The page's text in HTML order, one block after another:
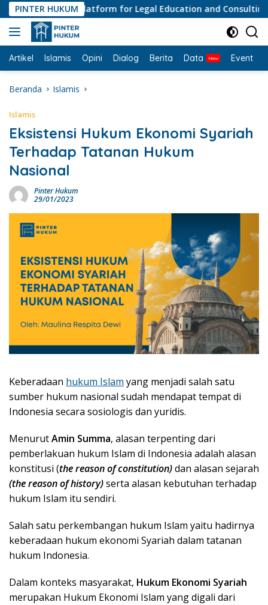
Langsung
ke
konten
PINTER HUKUM
#1 Platform for Legal Education and Consulting •
Artikel Islamis Opini Dialog Berita Data Event
Beranda Islamis
Islamis
Eksistensi Hukum Ekonomi Syariah
Terhadap Tatanan Hukum
Nasional
Pinter Hukum
29/01/2023
Keberadaan hukum Islam yang menjadi salah satu
sumber hukum nasional sudah mendapat tempat di
Indonesia secara sosiologis dan yuridis.
MenurutAmin Summa, alasan terpenting dari
pemberlakuan hukum Islam di Indonesia adalah alasan
konstitusi (the reason of constitution)dan alasan sejarah
(the reason of history)serta alasan kebutuhan terhadap
hukum Islam itu sendiri.
Salah satu perkembangan hukum Islam yaitu hadirnya
keberadaan hukum ekonomi Syariah dalam tatanan
hukum Indonesia.
Dalam konteks masyarakat, Hukum Ekonomi Syariah
merupakan Hukum Ekonomi Islam yang digali dari